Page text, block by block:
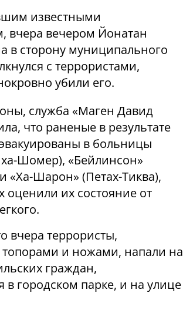
известными
вчера вечером Йонатан
в сторону муниципального
с террористами,
убили его.
служба «Маген Давид
что раненые в результате
в больницы
Шомер), «Бейлинсон»
«Ха-Шарон» (Петах-Тиква),
оценили их состояние от
вчера террористы,
и ножами, напали на
граждан,
в городском парке, и на улице